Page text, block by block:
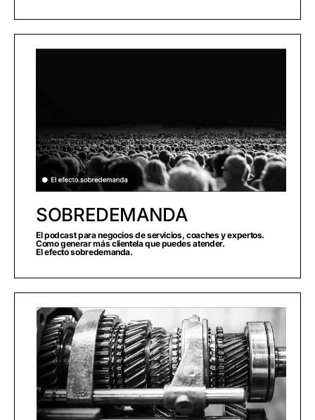
SOBREDEMANDA
El podcast para negocios de servicios, coaches y expertos.
Como generar más clientela que puedes atender.
El efecto sobredemanda.